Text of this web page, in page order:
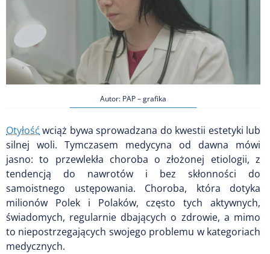
Autor: PAP – grafika
Otyłość wciąż bywa sprowadzana do kwestii estetyki lub
silnej woli. Tymczasem medycyna od dawna mówi
jasno: to przewlekła choroba o złożonej etiologii, z
tendencją do nawrotów i bez skłonności do
samoistnego ustępowania. Choroba, która dotyka
milionów Polek i Polaków, często tych aktywnych,
świadomych, regularnie dbających o zdrowie, a mimo
to niepostrzegających swojego problemu w kategoriach
medycznych.